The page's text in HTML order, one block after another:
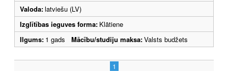
Valoda:latviešu (LV)
Izglītības ieguves forma: Klātiene
Ilgums: 1 gads Mācību/studiju maksa:Valsts budžets
1